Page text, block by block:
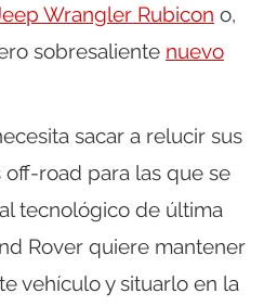
Wrangler Rubicon o,
sobresaliente nuevo
sacar a relucir sus
road para las que se
tecnológico de última
Rover quiere mantener
vehículo y situarlo en la